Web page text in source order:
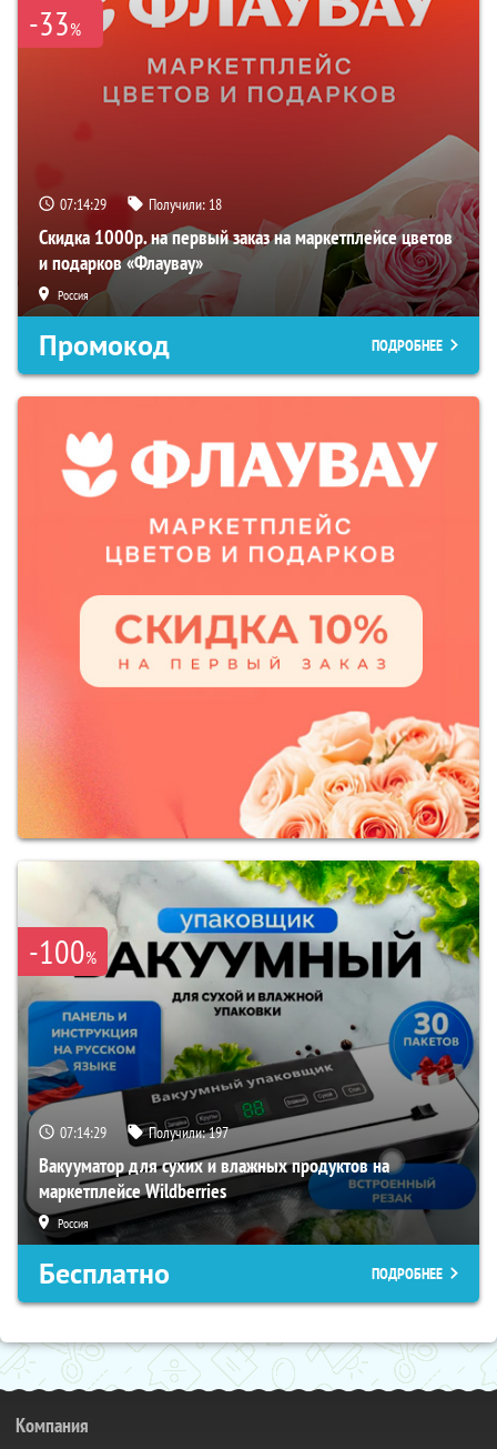
-33%
07:14:29 Получили: 18
Скидка 1000р. на первый заказ на маркетплейсе цветов
и подарков «Флаувау»
Россия
Промокод ПОДРОБНЕЕ
-100%
07:14:29 Получили:197
Вакууматор для сухих и влажных продуктов на
маркетплейсе Wildberries
Россия
Бесплатно ПОДРОБНЕЕ
Компания